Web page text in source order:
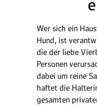
Wer sich ein
Hund, ist
die der liebe
Personen
dabei um reine
haftet die
gesamten